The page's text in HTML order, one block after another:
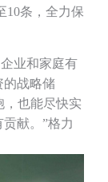
10条，全力保
业和家庭有
的战略储
，也能尽快实
献。”格力